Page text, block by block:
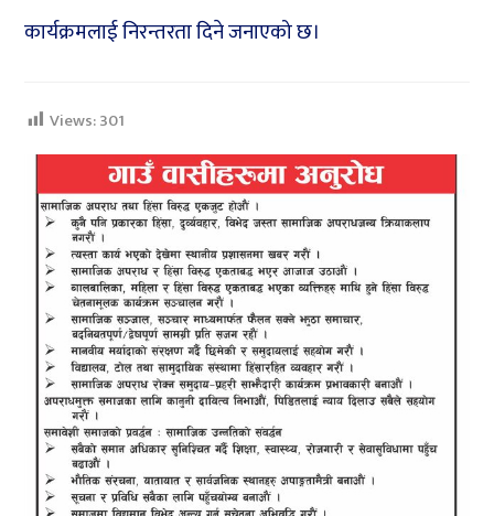
कार्यक्रमलाई निरन्तरता दिने जनाएको छ।
Views:301